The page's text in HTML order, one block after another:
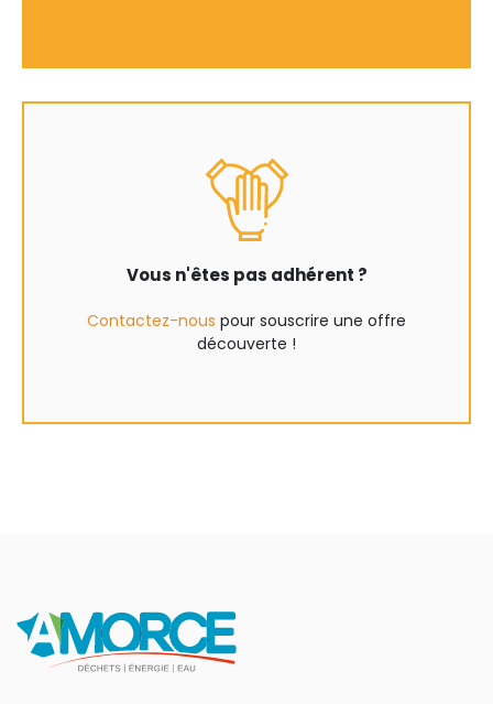
Vous n'êtes pas adhérent ?
Contactez-nous pour souscrire une offre
découverte !